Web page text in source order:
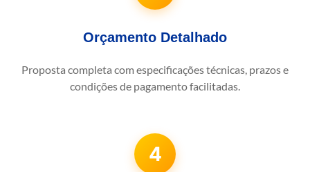
Orçamento Detalhado
Proposta completa com especificações técnicas, prazos e
condições de pagamento facilitadas.
4